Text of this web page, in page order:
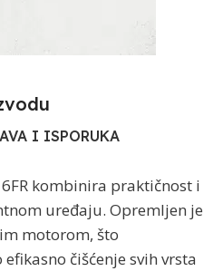
I ISPORUKA
kombinira praktičnost i
uređaju. Opremljen je
motorom, što
čišćenje svih vrsta